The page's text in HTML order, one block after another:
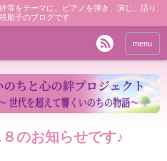
等をテーマに、ピアノを弾き、演じ、語り、
順子のブログです
menu
のお知らせです♪